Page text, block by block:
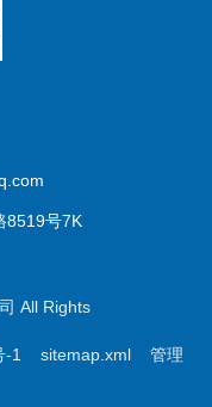
8519号7K
All Rights
-1 sitemap.xml 管理